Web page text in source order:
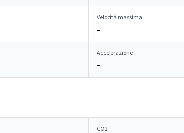
Velocità massima
–
Accelerazione
–
CO2